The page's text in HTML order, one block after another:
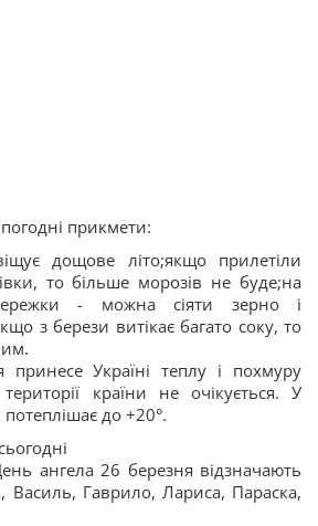
прикмети:
дощове літо;якщо прилетіли
то більше морозів не буде;на
- можна сіяти зерно і
з берези витікає багато соку, то
принесе Україні теплу і похмуру
країни не очікується. У
до +20°.
ангела 26 березня відзначають
Василь, Гаврило, Лариса, Параска,